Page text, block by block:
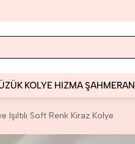
KOLYE HIZMAŞAHMERAN
Işıltılı Soft Renk Kiraz Kolye